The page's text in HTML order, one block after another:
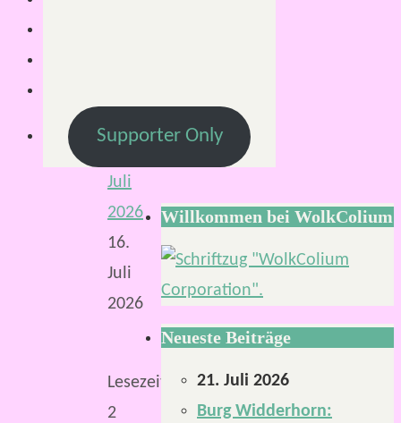
Juli
2026
16.
Juli
2026
Lesezeit:
2
Supporter Only
Willkommen bei WolkColium
Neueste Beiträge
21. Juli 2026
Burg Widderhorn: